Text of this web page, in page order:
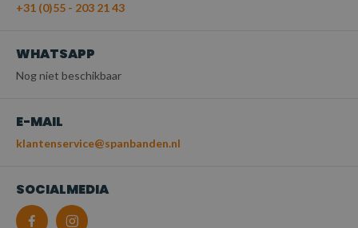
+31 (0)55 - 203 21 43
WHATSAPP
Nog niet beschikbaar
E-MAIL
klantenservice@spanbanden.nl
SOCIALMEDIA